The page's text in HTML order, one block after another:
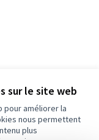
sur le site web
pour améliorer la
nous permettent
plus